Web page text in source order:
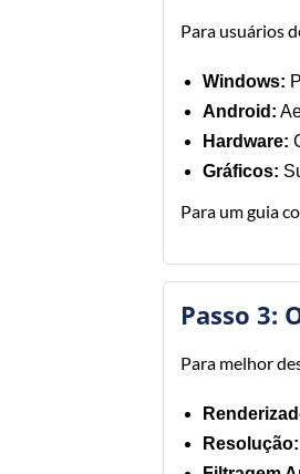
Para usuários
Windows:
Android:
Hardware:
Gráficos:
Para um guia
Passo 3:
Para melhor
Resolução: